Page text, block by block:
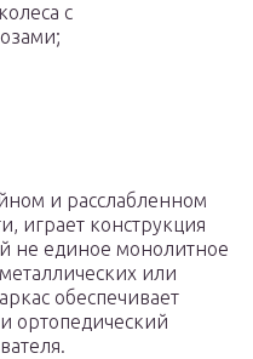
с
и расслабленном
играет конструкция
не единое монолитное
или
обеспечивает
ортопедический